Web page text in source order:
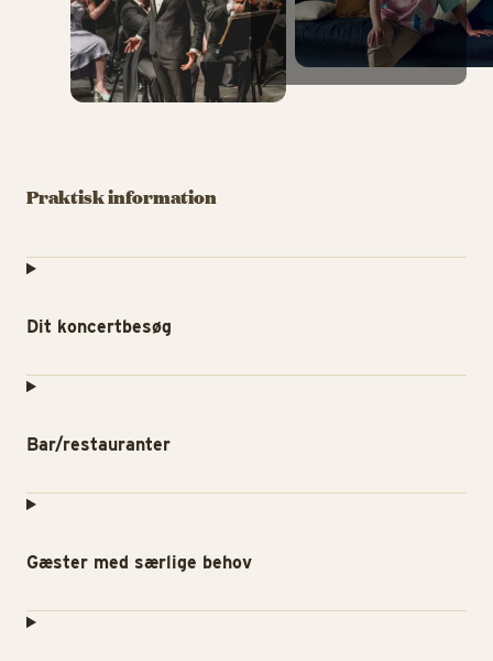
Praktisk information
Dit koncertbesøg
Bar/restauranter
Gæster med særlige behov